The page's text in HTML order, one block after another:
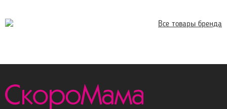
Все товары бренда